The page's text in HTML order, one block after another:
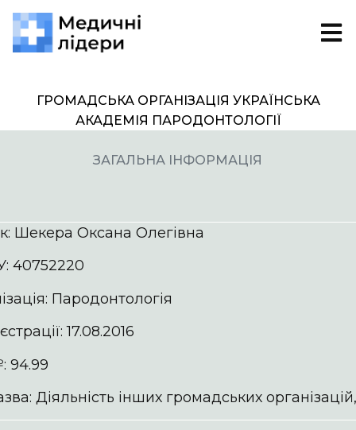
ГРОМАДСЬКА ОРГАНІЗАЦІЯ УКРАЇНСЬКА
АКАДЕМІЯ ПАРОДОНТОЛОГІЇ
ЗАГАЛЬНА ІНФОРМАЦІЯ
Шекера Оксана Олегівна
40752220
Пародонтологія
17.08.2016
94.99
Діяльність інших громадських організацій,